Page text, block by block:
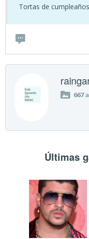
Tortas de
667
Últimas